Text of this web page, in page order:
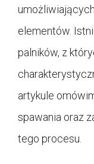
elementów.
palników, z
artykule
spawania oraz
tego procesu.